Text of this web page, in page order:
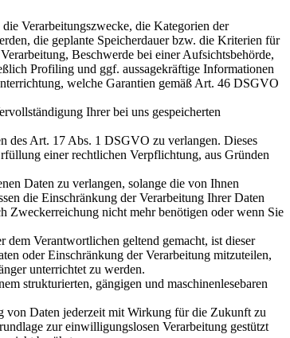
Verarbeitungszwecke, die Kategorien der
die geplante Speicherdauer bzw. die Kriterien für
Beschwerde bei einer Aufsichtsbehörde,
Profiling und ggf. aussagekräftige Informationen
welche Garantien gemäß Art. 46 DSGVO
Ihrer bei uns gespeicherten
des Art. 17 Abs. 1 DSGVO zu verlangen. Dieses
einer rechtlichen Verpflichtung, aus Gründen
Daten zu verlangen, solange die von Ihnen
die Einschränkung der Verarbeitung Ihrer Daten
Zweckerreichung nicht mehr benötigen oder wenn Sie
Verantwortlichen geltend gemacht, ist dieser
oder Einschränkung der Verarbeitung mitzuteilen,
unterrichtet zu werden.
strukturierten, gängigen und maschinenlesebaren
von Daten jederzeit mit Wirkung für die Zukunft zu
zur einwilligungslosen Verarbeitung gestützt